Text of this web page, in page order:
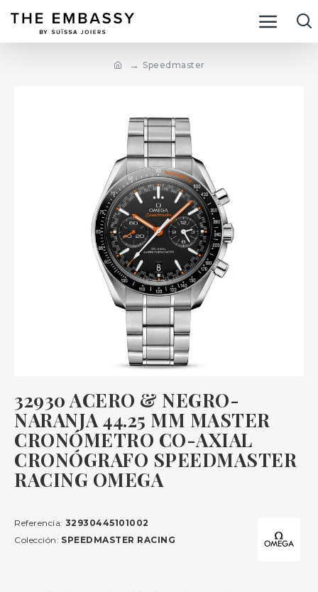
Speedmaster
32930 ACERO & NEGRO-
NARANJA 44.25 MM MASTER
CRONÓMETRO CO-AXIAL
CRONÓGRAFO SPEEDMASTER
RACING OMEGA
Referencia: 32930445101002
Colección: SPEEDMASTER RACING